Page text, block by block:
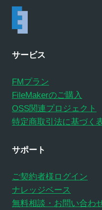
サービス
FMプラン
FileMakerのご購入
OSS関連プロジェクト
特定商取引法に基づく
サポート
ご契約者様ログイン
ナレッジベース
無料相談・お問い合わ